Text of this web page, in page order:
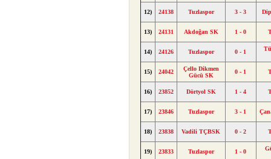
12) 24138 Tuzlaspor 3 - 3
13) 24131 Akdoğan SK 1 - 0
14) 24126 Tuzlaspor 0 - 1
15) 24042
Çello Dikmen
Gücü SK
0 - 1
16) 23852 Dörtyol SK 1 - 4
17) 23846 Tuzlaspor 3 - 1
18) 23838 Vadili TÇBSK 0 - 2
19) 23833 Tuzlaspor 1 - 0